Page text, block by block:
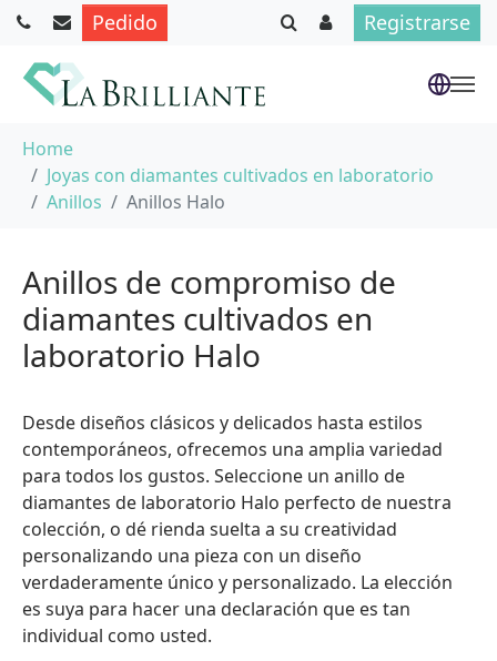
Pedido Registrarse
Home
Joyas con diamantes cultivados en laboratorio
Anillos
Anillos Halo
Anillos de compromiso de
diamantes cultivados en
laboratorio Halo
Desde diseños clásicos y delicados hasta estilos
contemporáneos, ofrecemos una amplia variedad
para todos los gustos. Seleccione un anillo de
diamantes de laboratorio Halo perfecto de nuestra
colección, o dé rienda suelta a su creatividad
personalizando una pieza con un diseño
verdaderamente único y personalizado. La elección
es suya para hacer una declaración que es tan
individual como usted.